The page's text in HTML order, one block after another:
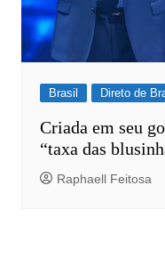
Brasil Direto de
Criada em seu
“taxa das
Raphaell Feitosa